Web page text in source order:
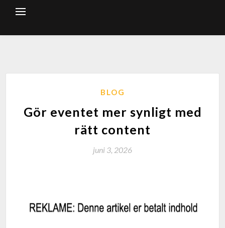
BLOG
Gör eventet mer synligt med
rätt content
juni 3, 2026